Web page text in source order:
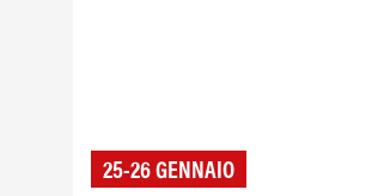
25-26 GENNAIO